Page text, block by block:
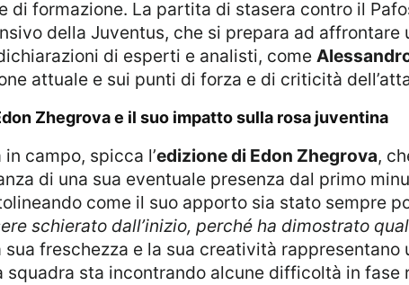
di formazione. La partita di stasera contro il
della Juventus, che si prepara ad
di esperti e analisti, come
attuale e sui punti di forza e di criticità
Zhegrova e il suo impatto sulla rosa juventina
in campo, spicca l’edizione di Edon Zhegrova,
di una sua eventuale presenza dal primo
come il suo apporto sia stato sempre
schierato dall’inizio, perché ha dimostrato
sua freschezza e la sua creatività
squadra sta incontrando alcune difficoltà in fase